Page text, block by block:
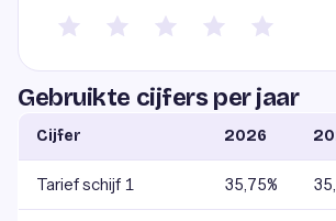
Gebruikte cijfers per jaar
Cijfer 2026
Tarief schijf 1 35,75%